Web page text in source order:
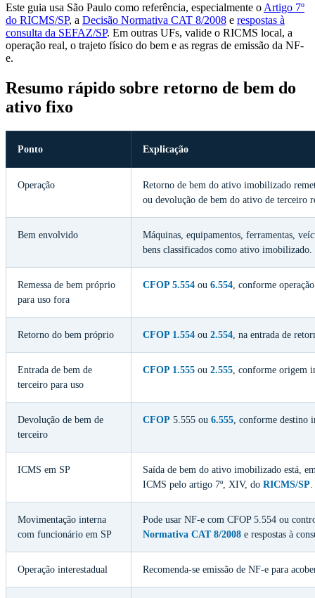
Este guia usa São Paulo como referência, especialmente o Artigo 7º
do RICMS/SP, a Decisão Normativa CAT 8/2008 e respostas à
consulta da SEFAZ/SP. Em outras UFs, valide o RICMS local, a
operação real, o trajeto físico do bem e as regras de emissão da NF-
e.
Resumo rápido sobre retorno de bem do
ativo fixo
Ponto Explicação
Operação
Retorno de bem do ativo imobilizado
ou devolução de bem do ativo de terceiro
Bem envolvido
Máquinas, equipamentos, ferramentas,
bens classificados como ativo imobilizado.
Remessa de bem próprio
para uso fora
CFOP 5.554 ou 6.554 , conforme
Retorno do bem próprio CFOP 1.554 ou 2.554 , na entrada de
Entrada de bem de
terceiro para uso
CFOP 1.555 ou 2.555 , conforme origem
Devolução de bem de
terceiro
CFOP 5.555 ou 6.555 , conforme destino
ICMS em SP
Saída de bem do ativo imobilizado está,
ICMS pelo artigo 7º, XIV, do RICMS/SP
Movimentação interna
com funcionário em SP
Pode usar NF-e com CFOP 5.554 ou
Normativa CAT 8/2008 e respostas à
Operação interestadual Recomenda-se emissão de NF-e para